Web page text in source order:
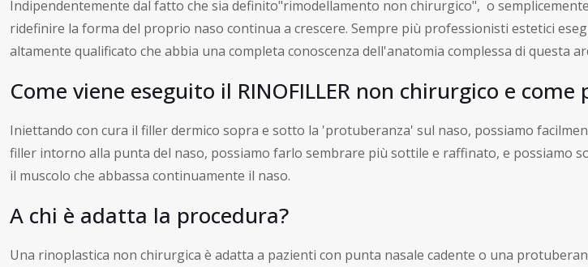
Indipendentemente dal fatto che sia definito"rimodellamento non chirurgico", o
ridefinire la forma del proprio naso continua a crescere. Sempre più professionisti estetici
altamente qualificato che abbia una completa conoscenza dell'anatomia complessa di questa
Come viene eseguito il RINOFILLER non chirurgico e
Iniettando con cura il filler dermico sopra e sotto la 'protuberanza' sul naso, possiamo
filler intorno alla punta del naso, possiamo farlo sembrare più sottile e raffinato, e possiamo
il muscolo che abbassa continuamente il naso.
A chi è adatta la procedura?
Una rinoplastica non chirurgica è adatta a pazienti con punta nasale cadente o una